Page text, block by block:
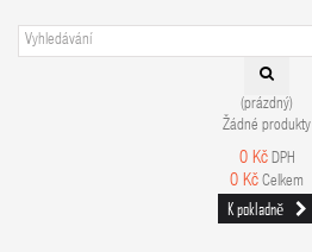
(prázdný)
Žádné produkty
0 Kč DPH
0 Kč Celkem
K pokladně